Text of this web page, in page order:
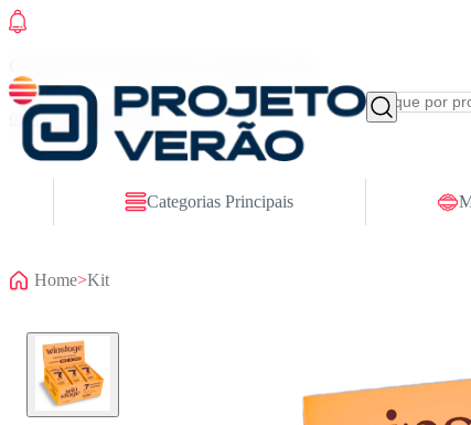
ofertas especiais
Categorias Principais
Home>Kit